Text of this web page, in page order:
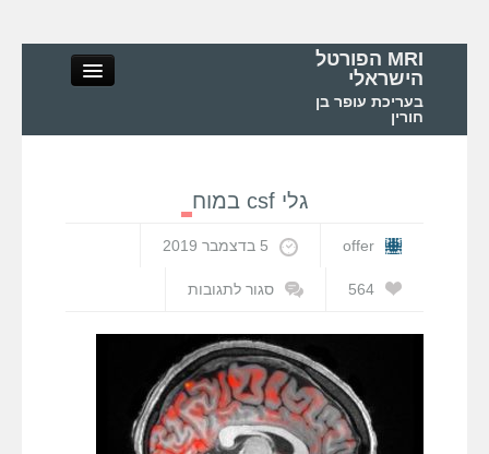
MRI הפורטל
הישראלי
בעריכת עופר בן
חורין
MRI – מושגי יסוד ופיזיקה
גלי csf במוח
offer 5 בדצמבר 2019
564
סגור לתגובות
גלי
csf
במוח